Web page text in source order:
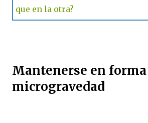
que en la otra?
Mantenerse en
microgravedad